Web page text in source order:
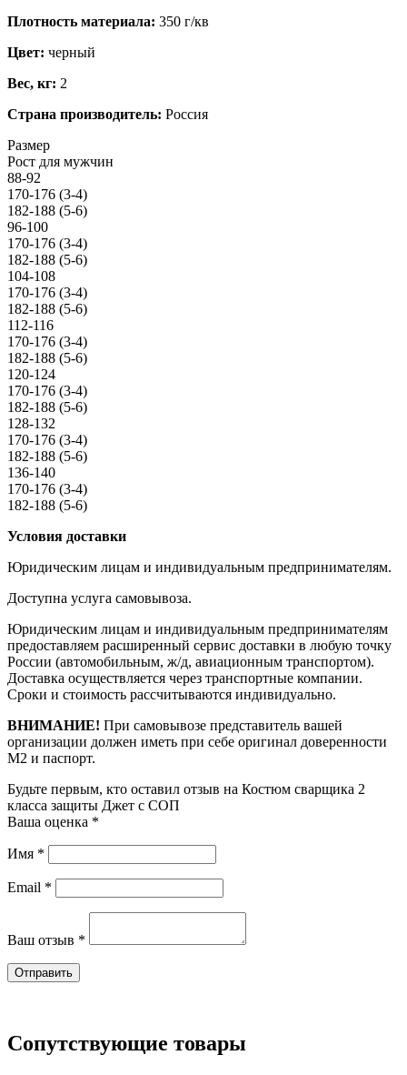
Плотность материала: 350 г/кв
Цвет: черный
Вес, кг: 2
Страна производитель: Россия
Размер
Рост для мужчин
88-92
170-176 (3-4)
182-188 (5-6)
96-100
170-176 (3-4)
182-188 (5-6)
104-108
170-176 (3-4)
182-188 (5-6)
112-116
170-176 (3-4)
182-188 (5-6)
120-124
170-176 (3-4)
182-188 (5-6)
128-132
170-176 (3-4)
182-188 (5-6)
136-140
170-176 (3-4)
182-188 (5-6)
Условия доставки
Юридическим лицам и индивидуальным предпринимателям.
Доступна услуга самовывоза.
Юридическим лицам и индивидуальным предпринимателям
предоставляем расширенный сервис доставки в любую точку
России (автомобильным, ж/д, авиационным транспортом).
Доставка осуществляется через транспортные компании.
Сроки и стоимость рассчитываются индивидуально.
ВНИМАНИЕ! При самовывозе представитель вашей
организации должен иметь при себе оригинал доверенности
М2 и паспорт.
Будьте первым, кто оставил отзыв на Костюм сварщика 2
класса защиты Джет с СОП
Ваша оценка *
Имя *
Email *
Ваш отзыв *
Сопутствующие товары